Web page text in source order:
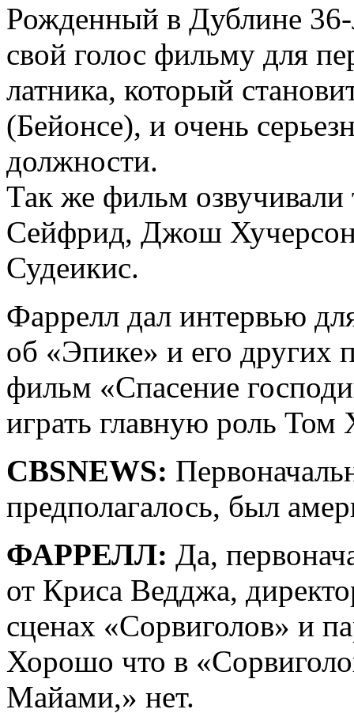
Рожденный в Дублине 36-
свой голос фильму для
латника, который
(Бейонсе), и очень
должности.
Так же фильм озвучивали
Сейфрид, Джош
Судеикис.
Фаррелл дал интервью
об «Эпике» и его других
фильм «Спасение
играть главную роль
CBSNEWS:
предполагалось, был
ФАРРЕЛЛ: Да,
от Криса Ведджа,
сценах «Сорвиголов» и
Хорошо что в
Майами,» нет.